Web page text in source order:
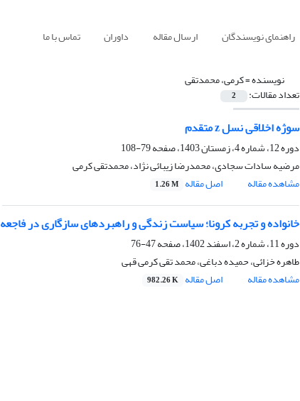
راهنمای نویسندگان ارسال مقاله داوران تماس با ما
نویسنده =کرمی، محمدتقی
تعداد مقالات: 2
سوژه‌ اخلاقی نسل z متقدم
دوره 12، شماره 4، زمستان 1403، صفحه
79-108
مرضیه سادات سجادی، محمدرضا زیبائی نژاد، محمدتقی کرمی
مشاهده مقاله
اصل مقاله 1.26 M
خانواده و تجربه کرونا؛ سیاست زندگی و راهبردهای سازگاری در فاجعه
دوره 11، شماره 2، اسفند 1402، صفحه
47-76
طاهره خزائی، حمیده دباغی، محمد تقی کرمی قهی
مشاهده مقاله
اصل مقاله 982.26 K